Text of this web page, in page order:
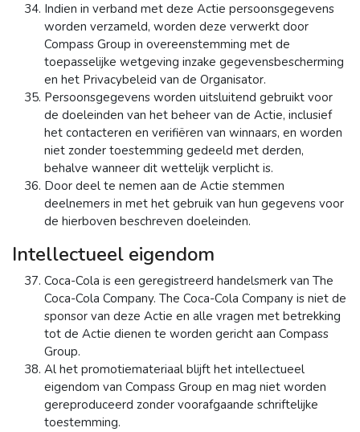
Indien in verband met deze Actie persoonsgegevens
worden verzameld, worden deze verwerkt door
Compass Group in overeenstemming met de
toepasselijke wetgeving inzake gegevensbescherming
en het Privacybeleid van de Organisator.
Persoonsgegevens worden uitsluitend gebruikt voor
de doeleinden van het beheer van de Actie, inclusief
het contacteren en verifiëren van winnaars, en worden
niet zonder toestemming gedeeld met derden,
behalve wanneer dit wettelijk verplicht is.
Door deel te nemen aan de Actie stemmen
deelnemers in met het gebruik van hun gegevens voor
de hierboven beschreven doeleinden.
Intellectueel eigendom
Coca-Cola is een geregistreerd handelsmerk van The
Coca-Cola Company. The Coca-Cola Company is niet de
sponsor van deze Actie en alle vragen met betrekking
tot de Actie dienen te worden gericht aan Compass
Group.
Al het promotiemateriaal blijft het intellectueel
eigendom van Compass Group en mag niet worden
gereproduceerd zonder voorafgaande schriftelijke
toestemming.